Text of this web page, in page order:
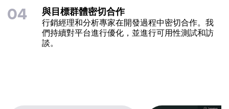
與目標群體密切合作
行銷經理和分析專家在開發過程中密切合作。我
們持續對平台進行優化，並進行可用性測試和訪
談。